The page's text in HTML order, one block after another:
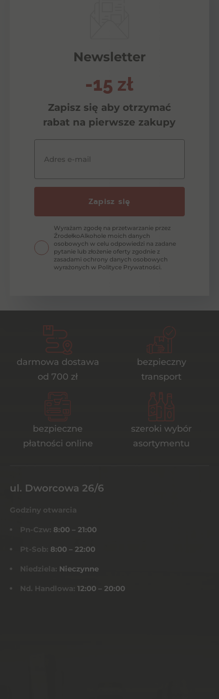
Newsletter
-15 zł
Zapisz się aby otrzymać
rabat na pierwsze zakupy
Adres e-mail
Zapisz się
Wyrażam zgodę na przetwarzanie przez
ŹrodełkoAlkohole moich danych
osobowych w celu odpowiedzi na zadane
pytanie lub złożenie oferty zgodnie z
zasadami ochrony danych osobowych
wyrażonych w Polityce Prywatności.
darmowa dostawa
od 700 zł
bezpieczny
transport
bezpieczne
płatności online
szeroki wybór
asortymentu
ul. Dworcowa 26/6
Godziny otwarcia
Pn-Czw: 8:00 – 21:00
Pt-Sob: 8:00 – 22:00
Niedziela: Nieczynne
Nd. Handlowa: 12:00 – 20:00